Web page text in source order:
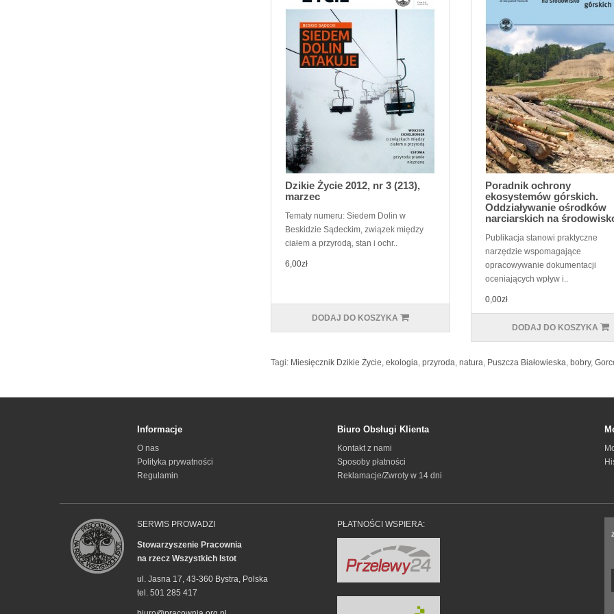
Dzikie Życie 2012, nr 3 (213),
marzec
Tematy numeru: Siedem Dolin w
Beskidzie Sądeckim, związek między
ciałem a przyrodą, stan i ochr..
6,00zł
DODAJ DO KOSZYKA
Poradnik ochrony
ekosystemów górskich.
Oddziaływanie ośrodków
narciarskich na
Publikacja stanowi praktyczne
narzędzie wspomagające
opracowywanie dokumentacji
oceniających wpływ i..
0,00zł
DODAJ DO KOSZYKA
Tagi: Miesięcznik Dzikie Życie, ekologia, przyroda, natura, Puszcza Białowieska, bobry,
Informacje
O nas
Polityka prywatności
Regulamin
Biuro Obsługi Klienta
Kontakt z nami
Sposoby płatności
Reklamacje/Zwroty w 14 dni
SERWIS PROWADZI
Stowarzyszenie Pracownia
na rzecz Wszystkich Istot
ul. Jasna 17, 43-360 Bystra, Polska
tel. 501 285 417
PŁATNOŚCI WSPIERA: